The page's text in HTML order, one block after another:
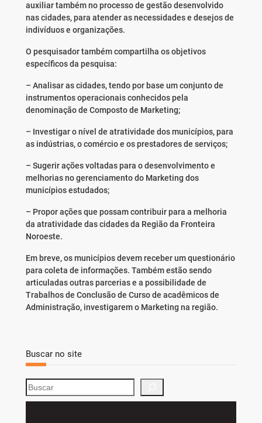
auxiliar também no processo de gestão desenvolvido
nas cidades, para atender as necessidades e desejos de
indivíduos e organizações.
O pesquisador também compartilha os objetivos
específicos da pesquisa:
– Analisar as cidades, tendo por base um conjunto de
instrumentos operacionais conhecidos pela
denominação de Composto de Marketing;
– Investigar o nível de atratividade dos municípios, para
as indústrias, o comércio e os prestadores de serviços;
– Sugerir ações voltadas para o desenvolvimento e
melhorias no gerenciamento do Marketing dos
municípios estudados;
– Propor ações que possam contribuir para a melhoria
da atratividade das cidades da Região da Fronteira
Noroeste.
Em breve, os municípios devem receber um questionário
para coleta de informações. Também estão sendo
articuladas outras parcerias e a possibilidade de
Trabalhos de Conclusão de Curso de acadêmicos de
Administração, investigarem o Marketing na região.
Buscar no site
S
e